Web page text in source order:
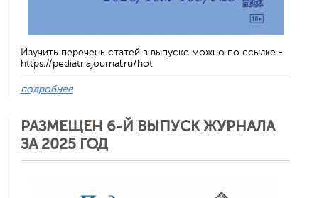
Изучить перечень статей в выпуске можно по ссылке -
https://pediatriajournal.ru/hot
подробнее
РАЗМЕЩЕН 6-Й ВЫПУСК ЖУРНАЛА
ЗА 2025 ГОД